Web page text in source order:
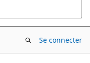
Se connecter